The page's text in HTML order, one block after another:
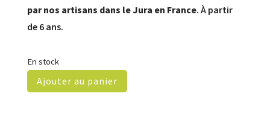
par nos artisans dans le Jura en France. À partir
de 6 ans.
En stock
Ajouter au panier